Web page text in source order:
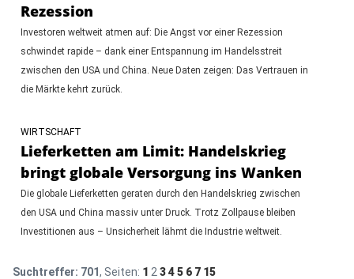
Rezession
Investoren weltweit atmen auf: Die Angst vor einer Rezession
schwindet rapide – dank einer Entspannung im Handelsstreit
zwischen den USA und China. Neue Daten zeigen: Das Vertrauen in
die Märkte kehrt zurück.
WIRTSCHAFT
Lieferketten am Limit: Handelskrieg
bringt globale Versorgung ins Wanken
Die globale Lieferketten geraten durch den Handelskrieg zwischen
den USA und China massiv unter Druck. Trotz Zollpause bleiben
Investitionen aus – Unsicherheit lähmt die Industrie weltweit.
Suchtreffer: 701, Seiten: 1 2 3 4 5 6 7 15